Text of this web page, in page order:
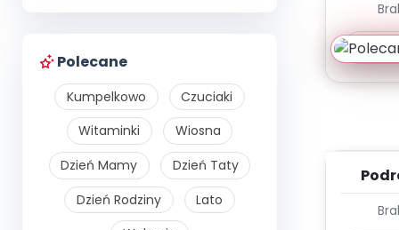
Polecane
Kumpelkowo
Czuciaki
Witaminki
Wiosna
Dzień Mamy
Dzień Taty
Dzień Rodziny
Lato